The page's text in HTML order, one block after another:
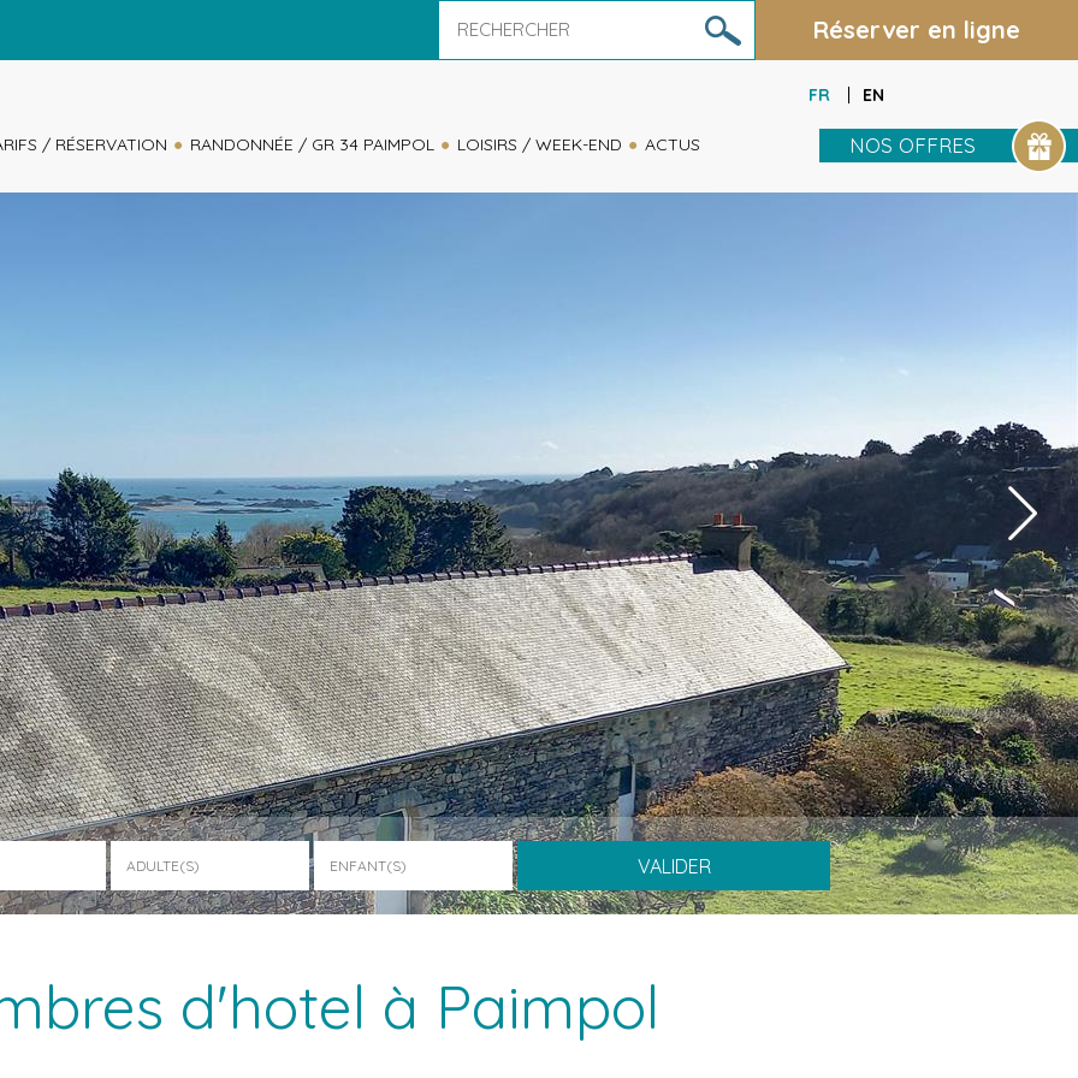
Réserver en ligne
FR EN
/ RÉSERVATION RANDONNÉE / GR 34 PAIMPOL LOISIRS / WEEK-END ACTUS NOS OFFRES
VALIDER
d'hotel à Paimpol